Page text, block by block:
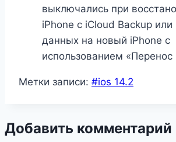
выключались при
iPhone с iCloud Backup или
данных на новый iPhone с
использованием «Перенос
Метки записи: #ios 14.2
Добавить комментарий